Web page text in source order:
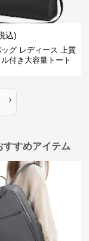
込)
グ レディース 上質
付き大容量トート
›
すすめアイテム